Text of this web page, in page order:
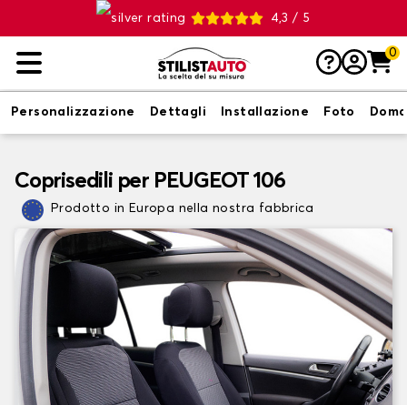
4,3 / 5
0
Personalizzazione Dettagli Installazione Foto
Coprisedili per PEUGEOT 106
Prodotto in Europa nella nostra fabbrica